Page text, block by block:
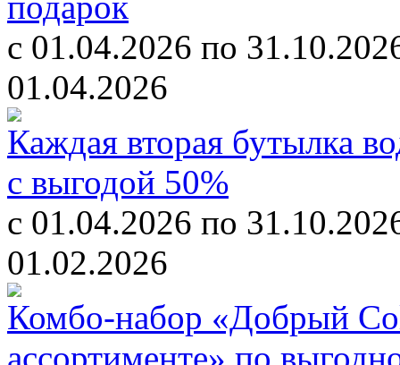
с 01.04.2026 по
01.04.2026
Каждая вторая бутылка
с выгодой 50%
с 01.04.2026 по
01.02.2026
Комбо-набор «Добрый